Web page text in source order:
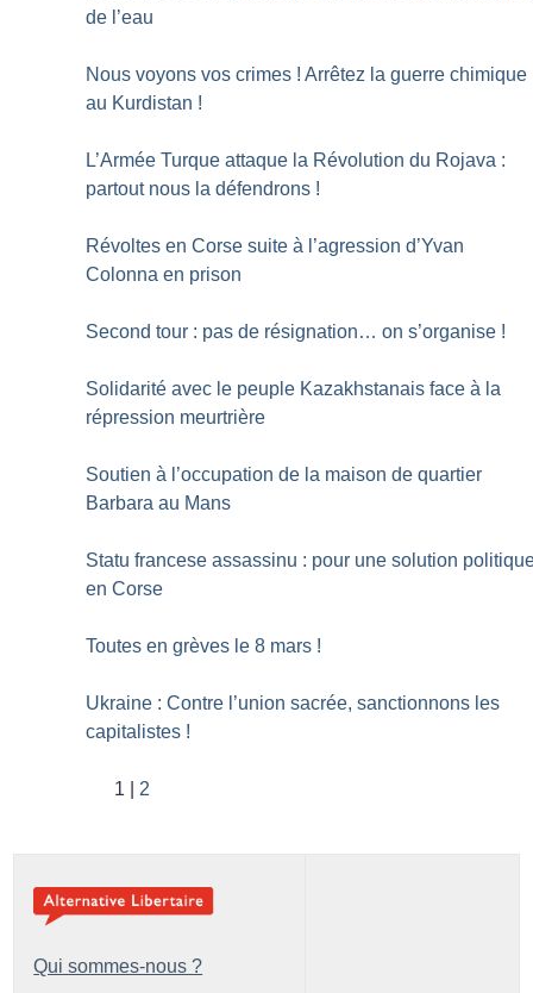
de l’eau
Nous voyons vos crimes ! Arrêtez la guerre chimique
au Kurdistan !
L’Armée Turque attaque la Révolution du Rojava :
partout nous la défendrons !
Révoltes en Corse suite à l’agression d’Yvan
Colonna en prison
Second tour : pas de résignation… on s’organise !
Solidarité avec le peuple Kazakhstanais face à la
répression meurtrière
Soutien à l’occupation de la maison de quartier
Barbara au Mans
Statu francese assassinu : pour une solution
en Corse
Toutes en grèves le 8 mars !
Ukraine : Contre l’union sacrée, sanctionnons les
capitalistes !
1 2
Qui sommes-nous ?